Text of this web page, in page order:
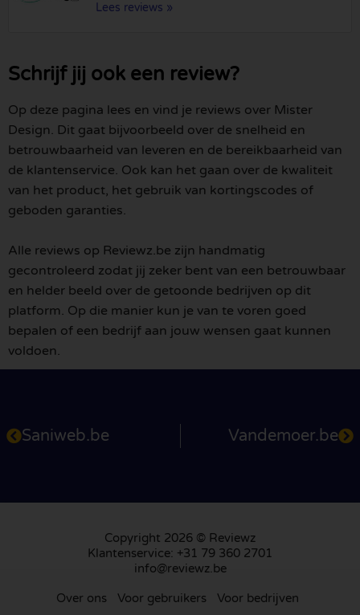
Lees reviews »
Schrijf jij ook een review?
Op deze pagina lees en vind je reviews over Mister
Design. Dit gaat bijvoorbeeld over de snelheid en
betrouwbaarheid van leveren en de bereikbaarheid van
de klantenservice. Ook kan het gaan over de kwaliteit
van het product, het gebruik van kortingscodes of
geboden garanties.
Alle reviews op Reviewz.be zijn handmatig
gecontroleerd zodat jij zeker bent van een betrouwbaar
en helder beeld over de getoonde bedrijven op dit
platform. Op die manier kun je van te voren goed
bepalen of een bedrijf aan jouw wensen gaat kunnen
voldoen.
Saniweb.be Vandemoer.be
Copyright 2026 © Reviewz
Klantenservice: +31 79 360 2701
info@reviewz.be
Over ons Voor gebruikers Voor bedrijven